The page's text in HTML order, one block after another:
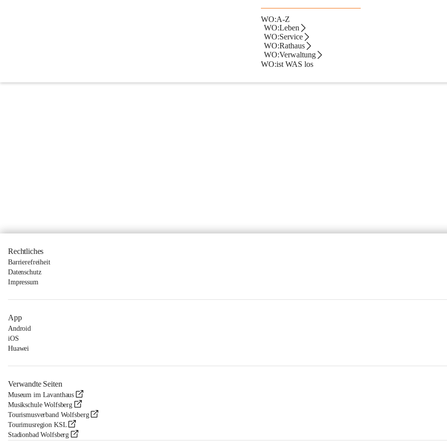
WO:A-Z
WO:Leben
WO:Service
WO:Rathaus
WO:Verwaltung
WO:ist WAS los
Sofern es sich nicht um ein mitteilungspflichtiges Vorhaben nach § 7 Kärntner Bauordnung handelt, bedarf einer Baubewilligung die
die Änderung von zentralen Feuerungsanlagen mit einer Nennwärmeleistung über 50 kW, hinsichtlich der Etagenheizungen jedoch nur dann,
Rechtliches
Barrierefreiheit
Datenschutz
Impressum
App
Android
iOS
Huawei
Verwandte Seiten
Museum im Lavanthaus
Musikschule Wolfsberg
Tourismusverband Wolfsberg
Tourimusregion KSL
Stadionbad Wolfsberg